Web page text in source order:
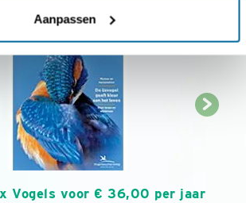
Aanpassen
Vogels voor € 36,00 per jaar